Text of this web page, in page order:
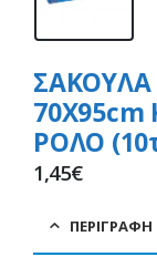
ΡΟΛΟ
1,45€
ΠΕΡΙΓΡΑΦΉ